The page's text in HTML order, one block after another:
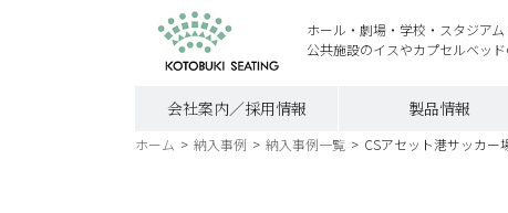
ホール・劇場・学校・スタジアム
公共施設のイスやカプセルベッ
会社案内／採用情報 製品情報
ホーム > 納入事例 > 納入事例一覧 > CSアセット港サッカ